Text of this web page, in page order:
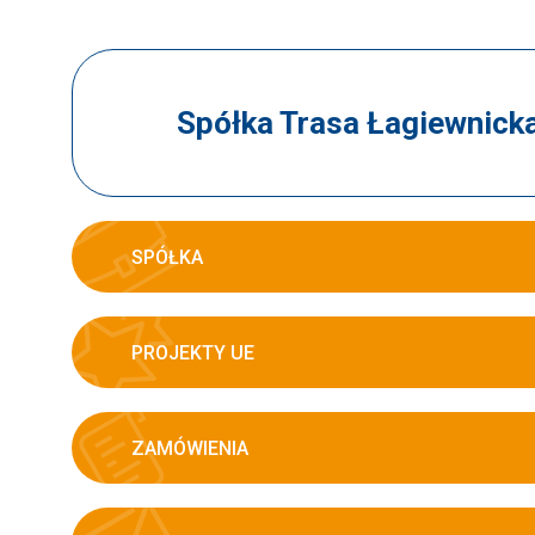
Spółka Trasa
SPÓŁKA
PROJEKTY UE
ZAMÓWIENIA